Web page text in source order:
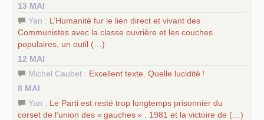
13 MAI
Yan : L’Humanité fur le lien direct et vivant des
Communistes avec la classe ouvrière et les couches
populaires, un outil (…)
12 MAI
Michel Caubet : Excellent texte. Quelle lucidité !
8 MAI
Yan : Le Parti est resté trop longtemps prisonnier du
corset de l’union des « gauches» . 1981 et la victoire de (…)